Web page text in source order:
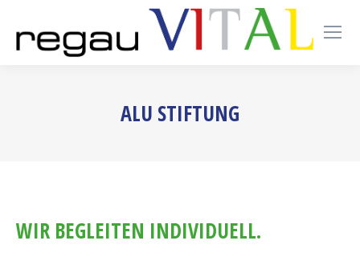
ALU STIFTUNG
WIR BEGLEITEN INDIVIDUELL.